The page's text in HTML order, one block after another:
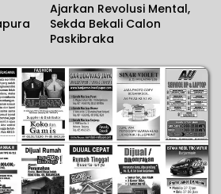
Ajarkan Revolusi Mental,
Sekda Bekali Calon
Paskibraka